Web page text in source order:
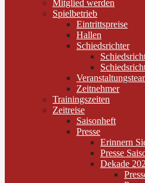
Mitglied werden
Spielbetrieb
Eintrittspreise
Hallen
Schiedsrichter
Zeitnehmer
Trainingszeiten
Zeitreise
Saisonheft
Presse
Erinnern
Presse
Dekade